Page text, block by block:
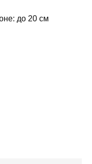
до 20 см